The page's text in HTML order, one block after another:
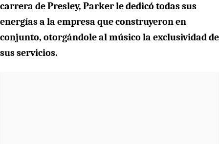
carrera de Presley, Parker le dedicó todas sus
energías a la empresa que construyeron en
conjunto, otorgándole al músico la exclusividad de
sus servicios.